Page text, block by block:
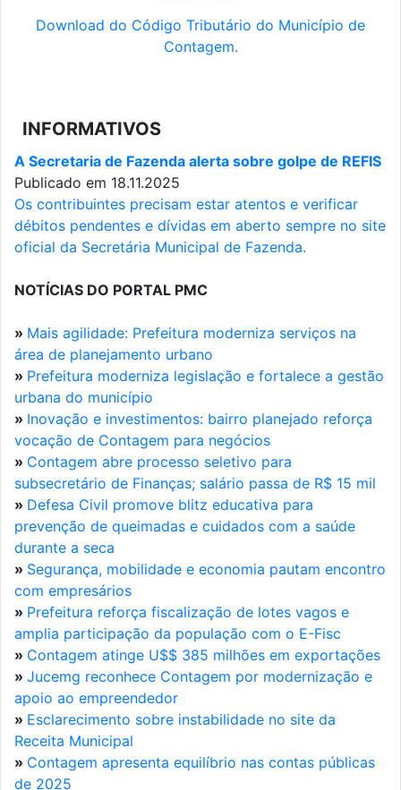
Download do Código Tributário do Município de
Contagem.
INFORMATIVOS
A Secretaria de Fazenda alerta sobre golpe de REFIS
Publicado em 18.11.2025
Os contribuintes precisam estar atentos e verificar
débitos pendentes e dívidas em aberto sempre no site
oficial da Secretária Municipal de Fazenda.
NOTÍCIAS DO PORTAL PMC
» Mais agilidade: Prefeitura moderniza serviços na
área de planejamento urbano
» Prefeitura moderniza legislação e fortalece a gestão
urbana do município
» Inovação e investimentos: bairro planejado reforça
vocação de Contagem para negócios
» Contagem abre processo seletivo para
subsecretário de Finanças; salário passa de R$ 15 mil
» Defesa Civil promove blitz educativa para
prevenção de queimadas e cuidados com a saúde
durante a seca
» Segurança, mobilidade e economia pautam encontro
com empresários
» Prefeitura reforça fiscalização de lotes vagos e
amplia participação da população com o E-Fisc
» Contagem atinge U$$ 385 milhões em exportações
» Jucemg reconhece Contagem por modernização e
apoio ao empreendedor
» Esclarecimento sobre instabilidade no site da
Receita Municipal
» Contagem apresenta equilíbrio nas contas públicas
de 2025